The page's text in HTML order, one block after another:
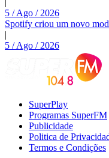
|
5 / Ago / 2026
Spotify criou um novo
|
5 / Ago / 2026
SuperPlay
Programas SuperFM
Publicidade
Politica de
Termos e Condições